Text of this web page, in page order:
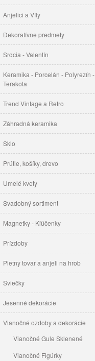
Anjelici a Víly
Dekoratívne predmety
Srdcia - Valentín
Keramika - Porcelán - Polyrezín -
Terakota
Trend Vintage a Retro
Záhradná keramika
Sklo
Prútie, košíky, drevo
Umelé kvety
Svadobný sortiment
Magnetky - Kľúčenky
Prízdoby
Pietny tovar a anjeli na hrob
Sviečky
Jesenné dekorácie
Vianočné ozdoby a dekorácie
Vianočné Gule Sklenené
Vianočné Figúrky